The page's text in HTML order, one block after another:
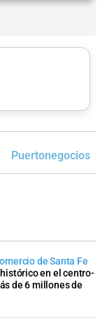
Puertonegocios
de Santa Fe
en el centro-
de 6 millones de